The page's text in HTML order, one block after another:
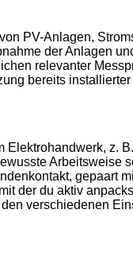
PV-Anlagen,
der Anlagen
relevanter
bereits
z.
Arbeitsweise
gepaart
der du aktiv
verschiedenen